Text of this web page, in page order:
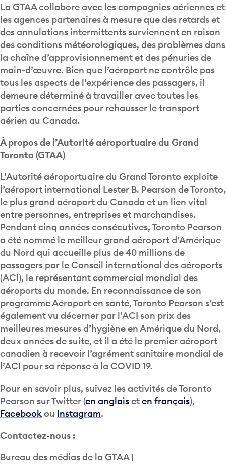
La GTAA collabore avec les compagnies aériennes et
les agences partenaires à mesure que des retards et
des annulations intermittents surviennent en raison
des conditions météorologiques, des problèmes dans
la chaîne d’approvisionnement et des pénuries de
main-d’œuvre. Bien que l’aéroport ne contrôle pas
tous les aspects de l’expérience des passagers, il
demeure déterminé à travailler avec toutes les
parties concernées pour rehausser le transport
aérien au Canada.
À propos de l’Autorité aéroportuaire du Grand
Toronto (GTAA)
L’Autorité aéroportuaire du Grand Toronto exploite
l’aéroport international Lester B. Pearson de Toronto,
le plus grand aéroport du Canada et un lien vital
entre personnes, entreprises et marchandises.
Pendant cinq années consécutives, Toronto Pearson
a été nommé le meilleur grand aéroport d’Amérique
du Nord qui accueille plus de 40 millions de
passagers par le Conseil international des aéroports
(ACI), le représentant commercial mondial des
aéroports du monde. En reconnaissance de son
programme Aéroport en santé, Toronto Pearson s’est
également vu décerner par l’ACI son prix des
meilleures mesures d’hygiène en Amérique du Nord,
deux années de suite, et il a été le premier aéroport
canadien à recevoir l’agrément sanitaire mondial de
l’ACI pour sa réponse à la COVID 19.
Pour en savoir plus, suivez les activités de Toronto
Pearson sur Twitter (en anglaiseten français),
Facebookou Instagram.
Contactez-nous :
Bureau des médias de la GTAA |